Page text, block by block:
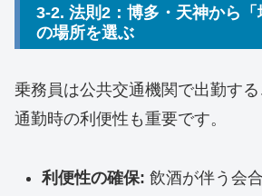
3-2. 法則2：博多・天神から「
の場所を選ぶ
乗務員は公共交通機関で出勤する
通勤時の利便性も重要です。
利便性の確保: 飲酒が伴う会